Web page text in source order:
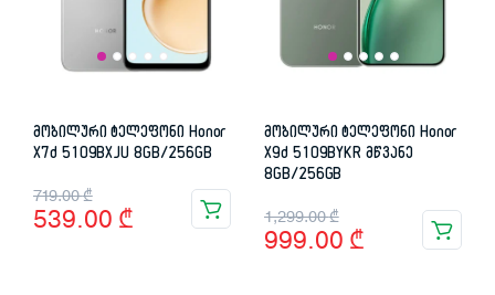
მობილური ტელეფონი Honor
X7d 5109BXJU 8GB/256GB
719.00₾
Original
price
539.00 ₾
Current
price
მობილური ტელეფონი Honor
X9d 5109BYKR მწვანე
8GB/256GB
1,299.00₾
Original
price
999.00 ₾
Current
price